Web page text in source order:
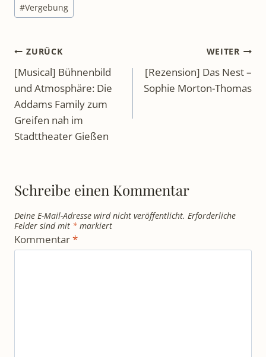
#Vergebung
Beitragsnavigation
ZURÜCK
[Musical] Bühnenbild
und Atmosphäre: Die
Addams Family zum
Greifen nah im
Stadttheater Gießen
WEITER
[Rezension] Das Nest –
Sophie Morton-Thomas
Schreibe einen Kommentar
Deine E-Mail-Adresse wird nicht veröffentlicht. Erforderliche
Felder sind mit * markiert
Kommentar*